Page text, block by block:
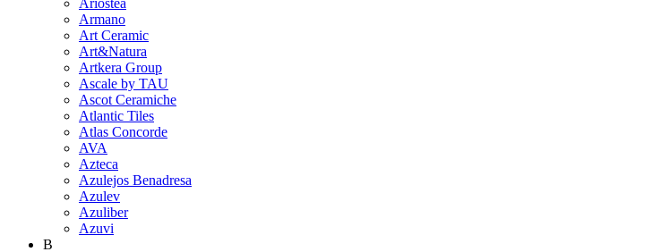
Ariostea
Armano
Art Ceramic
Art&Natura
Artkera Group
Ascale by TAU
Ascot Ceramiche
Atlantic Tiles
Atlas Concorde
AVA
Azteca
Azulejos Benadresa
Azulev
Azuliber
Azuvi
B